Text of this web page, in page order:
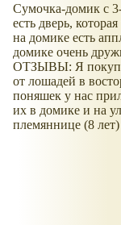
Сумочка-домик с
есть дверь,
на домике есть
домике очень
ОТЗЫВЫ: Я
от лошадей в
поняшек у нас
их в домике и на
племяннице (8